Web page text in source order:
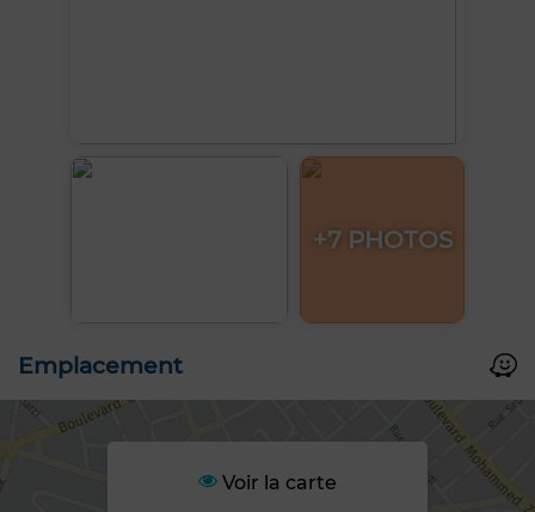
+7 PHOTOS
Emplacement
Voir la carte